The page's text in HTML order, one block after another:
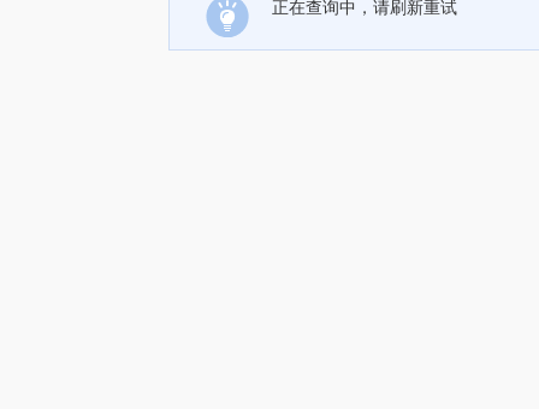
正在查询中，请刷新重试